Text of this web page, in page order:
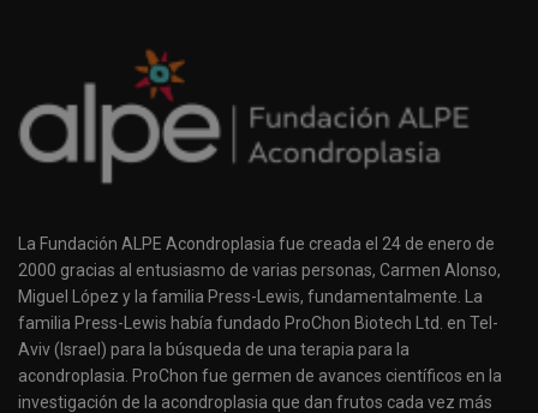
La Fundación ALPE Acondroplasia fue creada el 24 de enero de
2000 gracias al entusiasmo de varias personas, Carmen Alonso,
Miguel López y la familia Press-Lewis, fundamentalmente. La
familia Press-Lewis había fundado ProChon Biotech Ltd. en Tel-
Aviv (Israel) para la búsqueda de una terapia para la
acondroplasia. ProChon fue germen de avances científicos en la
investigación de la acondroplasia que dan frutos cada vez más